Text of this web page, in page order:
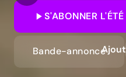
S'ABONNER L'ÉTÉ
Bande-annonce